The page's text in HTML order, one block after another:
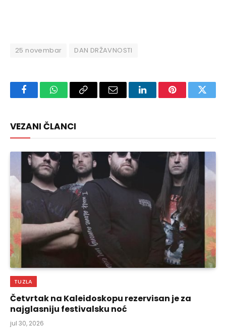
25 novembar DAN DRŽAVNOSTI
FacebookWhatsAppCopy
Email LinkedInPinterest
VEZANI ČLANCI
TUZLA
Četvrtak na Kaleidoskopu rezervisan je za
najglasniju festivalsku noć
jul 30, 2026